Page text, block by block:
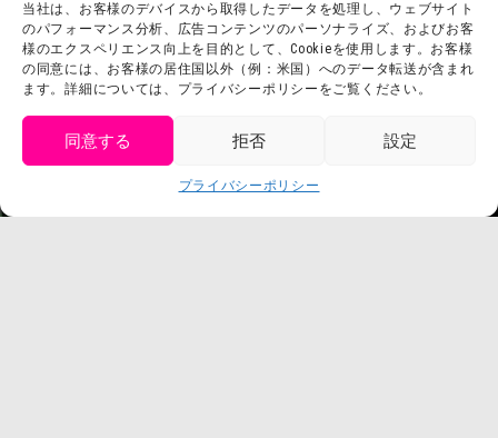
当社は、お客様のデバイスから取得したデータを処理し、ウェブサイト
のパフォーマンス分析、広告コンテンツのパーソナライズ、およびお客
様のエクスペリエンス向上を目的として、Cookieを使用します。お客様
の同意には、お客様の居住国以外（例：米国）へのデータ転送が含まれ
ます。詳細については、プライバシーポリシーをご覧ください。
同意する 拒否 設定
プライバシーポリシー
お問い合わせ
利用規約
プライバシーポリシー
プレスリリース
会社概要
スタッフ募集